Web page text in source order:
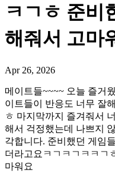
ㅋㄱㅎ 준비
해줘서 고마
Apr 26, 2026
메이트들~~~~ 오늘 즐거
이트들이 반응도 너무 잘
ㅎ 마지막까지 즐겨줘서
해서 걱정했는데 나쁘지
각합니다. 준비했던 게임
더라고요ㅋㄱㅋㄱㅋㅋㄱ
마워요